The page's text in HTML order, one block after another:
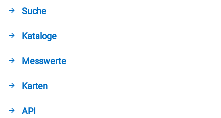
Suche
Kataloge
Messwerte
Karten
API